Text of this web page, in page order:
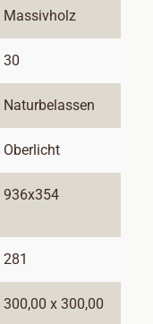
Massivholz
30
Naturbelassen
Oberlicht
936x354
281
300,00 x 300,00